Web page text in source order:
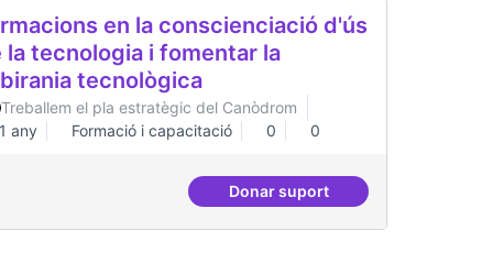
democràtiques
Treballem el pla estratègic del Canòdrom
1 any
Dinamització i facilitació 0
Donar suportGrades democràtiques